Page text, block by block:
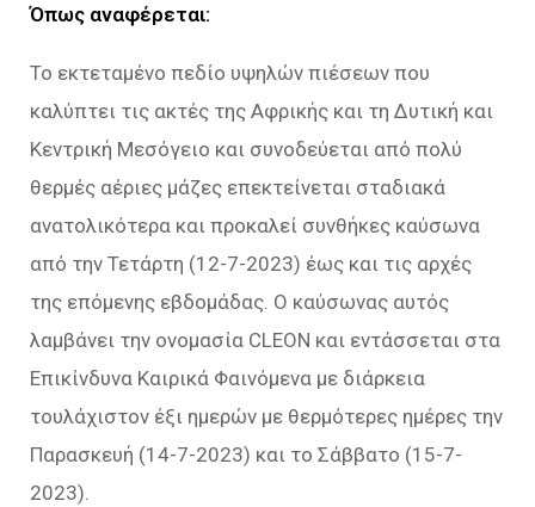
Όπως αναφέρεται:
Το εκτεταμένο πεδίο υψηλών πιέσεων που
καλύπτει τις ακτές της Αφρικής και τη Δυτική και
Κεντρική Μεσόγειο και συνοδεύεται από πολύ
θερμές αέριες μάζες επεκτείνεται σταδιακά
ανατολικότερα και προκαλεί συνθήκες καύσωνα
από την Τετάρτη (12-7-2023) έως και τις αρχές
της επόμενης εβδομάδας. Ο καύσωνας αυτός
λαμβάνει την ονομασία CLEON και εντάσσεται στα
Επικίνδυνα Καιρικά Φαινόμενα με διάρκεια
τουλάχιστον έξι ημερών με θερμότερες ημέρες την
Παρασκευή (14-7-2023) και το Σάββατο (15-7-
2023).